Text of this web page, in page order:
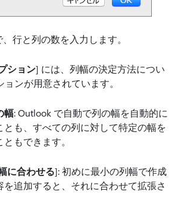
行と列の数を入力します。
ション] には、列幅の決定方法につい
ンが用意されています。
幅: Outlook で自動で列の幅を自動的に
とも、すべての列に対して特定の幅を
もできます。
に合わせる]: 初めに最小の列幅で作成
を追加すると、それに合わせて拡張さ